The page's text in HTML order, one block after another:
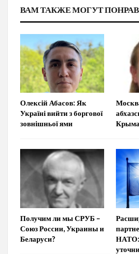
ВАМ ТАКЖЕ МОГУТ
Олексій Абасов: Як
Україні вийти з боргової
зовнішньої ями
Крыма
Получим ли мы СРУБ –
Союз России, Украины и
Беларуси?
НАТО: